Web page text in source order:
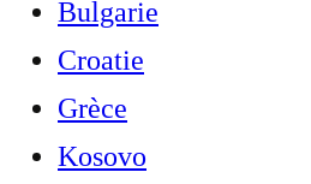
Bulgarie
Croatie
Grèce
Kosovo